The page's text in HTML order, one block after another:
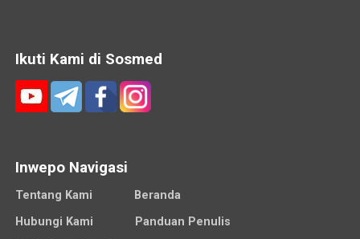
Ikuti Kami di Sosmed
Inwepo Navigasi
Tentang Kami
Beranda
Hubungi Kami
Panduan Penulis